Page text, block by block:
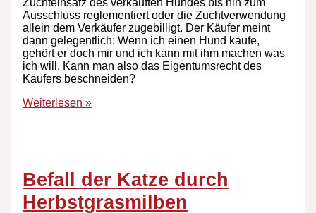
Zuchteinsatz des verkauften Hundes bis hin zum
Ausschluss reglementiert oder die Zuchtverwendung
allein dem Verkäufer zugebilligt. Der Käufer meint
dann gelegentlich: Wenn ich einen Hund kaufe,
gehört er doch mir und ich kann mit ihm machen was
ich will. Kann man also das Eigentumsrecht des
Käufers beschneiden?
Weiterlesen »
Befall der Katze durch
Herbstgrasmilben